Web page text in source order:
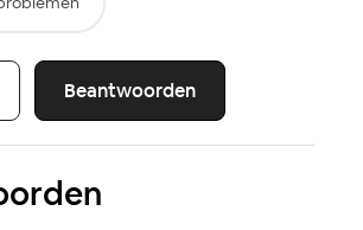
Beantwoorden